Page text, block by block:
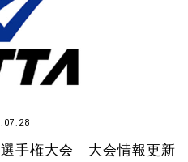
手権大会 大会情報更新